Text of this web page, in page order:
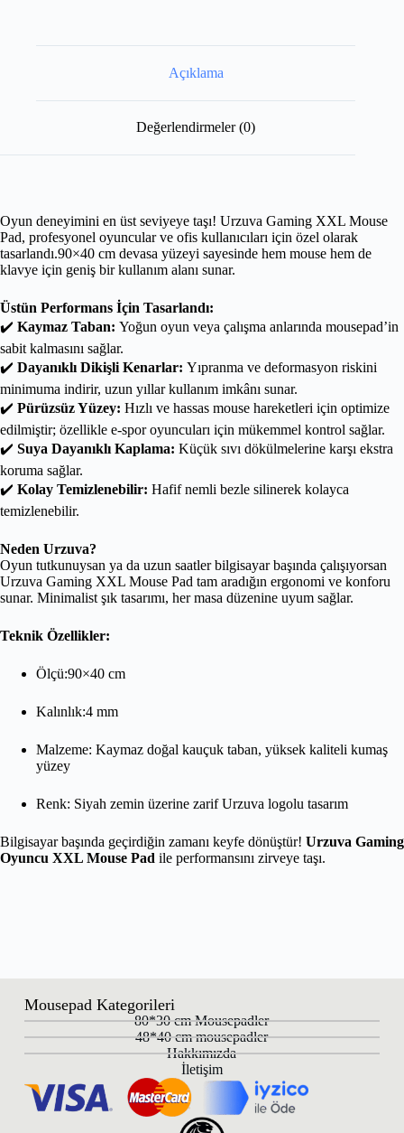
Açıklama
Değerlendirmeler (0)
Oyun deneyimini en üst seviyeye taşı! Urzuva Gaming XXL Mouse
Pad, profesyonel oyuncular ve ofis kullanıcıları için özel olarak
tasarlandı.90×40 cm devasa yüzeyi sayesinde hem mouse hem de
klavye için geniş bir kullanım alanı sunar.
Üstün Performans İçin Tasarlandı:
✔️ Kaymaz Taban: Yoğun oyun veya çalışma anlarında mousepad’in
sabit kalmasını sağlar.
✔️ Dayanıklı Dikişli Kenarlar: Yıpranma ve deformasyon riskini
minimuma indirir, uzun yıllar kullanım imkânı sunar.
✔️ Pürüzsüz Yüzey: Hızlı ve hassas mouse hareketleri için optimize
edilmiştir; özellikle e-spor oyuncuları için mükemmel kontrol sağlar.
✔️ Suya Dayanıklı Kaplama: Küçük sıvı dökülmelerine karşı ekstra
koruma sağlar.
✔️ Kolay Temizlenebilir: Hafif nemli bezle silinerek kolayca
temizlenebilir.
Neden Urzuva?
Oyun tutkunuysan ya da uzun saatler bilgisayar başında çalışıyorsan
Urzuva Gaming XXL Mouse Pad tam aradığın ergonomi ve konforu
sunar. Minimalist şık tasarımı, her masa düzenine uyum sağlar.
Teknik Özellikler:
Ölçü:90×40 cm
Kalınlık:4 mm
Malzeme: Kaymaz doğal kauçuk taban, yüksek kaliteli kumaş
yüzey
Renk: Siyah zemin üzerine zarif Urzuva logolu tasarım
Bilgisayar başında geçirdiğin zamanı keyfe dönüştür! Urzuva Gaming
Oyuncu XXL Mouse Pad ile performansını zirveye taşı.
Mousepad Kategorileri
80*30 cm Mousepadler
48*40 cm mousepadler
Hakkımızda
İletişim